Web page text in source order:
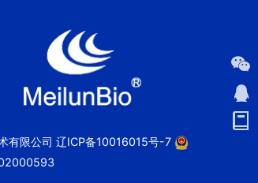
有限公司 辽ICP备10016015号-7